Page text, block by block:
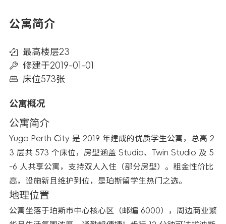
公寓简介
最高楼层23
修建于2019-01-01
床位573张
公寓概况
公寓简介
Yugo Perth City 是 2019 年建成的优质学生公寓，总高 2
3 层共 573 个床位，房型涵盖 Studio、Twin Studio 及 5
-6 人共享公寓，支持双人入住（部分房型）。租金性价比
高，设施新且维护到位，是珀斯留学生热门之选。
地理位置
公寓坐落于珀斯市中心核心区（邮编 6000），周边商业繁